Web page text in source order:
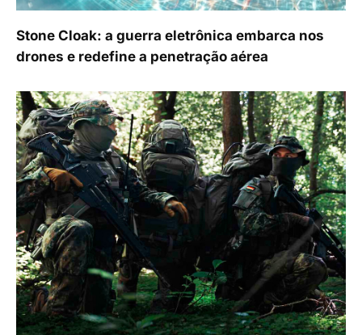
Stone Cloak: a guerra eletrônica embarca nos
drones e redefine a penetração aérea